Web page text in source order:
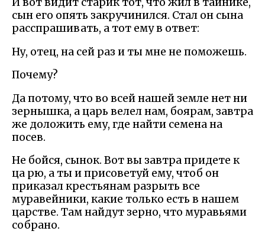
сын его опять закручинился. Стал он сына
расспрашивать, а тот ему в ответ:
Ну, отец, на сей раз и ты мне не поможешь.
Почему?
Да потому, что во всей нашей земле нет ни
зернышка, а царь велел нам, боярам, завтра
же доложить ему, где найти семена на
посев.
Не бойся, сынок. Вот вы завтра придете к
ца рю, а ты и присоветуй ему, чтоб он
приказал крестьянам разрыть все
муравейники, какие только есть в нашем
царстве. Там найдут зерно, что муравьями
собрано.